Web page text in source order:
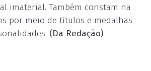
imaterial. Também constam na
por meio de títulos e medalhas
(Da Redação)